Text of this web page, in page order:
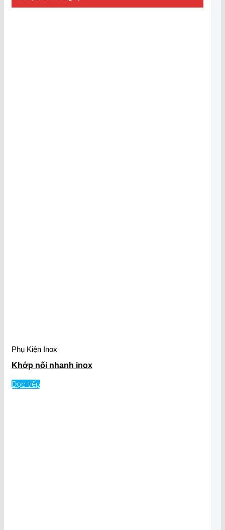
Phụ Kiện Inox
Khớp nối nhanh inox
Đọc tiếp